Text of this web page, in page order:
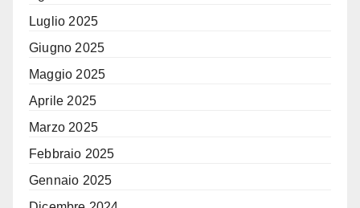
Luglio 2025
Giugno 2025
Maggio 2025
Aprile 2025
Marzo 2025
Febbraio 2025
Gennaio 2025